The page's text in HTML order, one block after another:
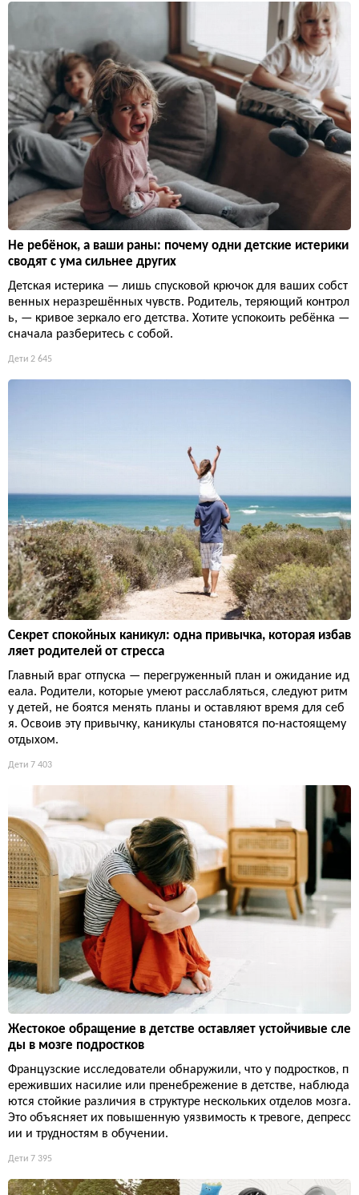
Не ребёнок, а ваши раны: почему одни детские истерики
сводят с ума сильнее других
Детская истерика — лишь спусковой крючок для ваших собст
венных неразрешённых чувств. Родитель, теряющий контрол
ь, — кривое зеркало его детства. Хотите успокоить ребёнка —
сначала разберитесь с собой.
Дети 2 645
Секрет спокойных каникул: одна привычка, которая избав
ляет родителей от стресса
Главный враг отпуска — перегруженный план и ожидание ид
еала. Родители, которые умеют расслабляться, следуют ритм
у детей, не боятся менять планы и оставляют время для себ
я. Освоив эту привычку, каникулы становятся по-настоящему
отдыхом.
Дети 7 403
Жестокое обращение в детстве оставляет устойчивые сле
ды в мозге подростков
Французские исследователи обнаружили, что у подростков, п
ереживших насилие или пренебрежение в детстве, наблюда
ются стойкие различия в структуре нескольких отделов мозга.
Это объясняет их повышенную уязвимость к тревоге, депресс
ии и трудностям в обучении.
Дети 7 395